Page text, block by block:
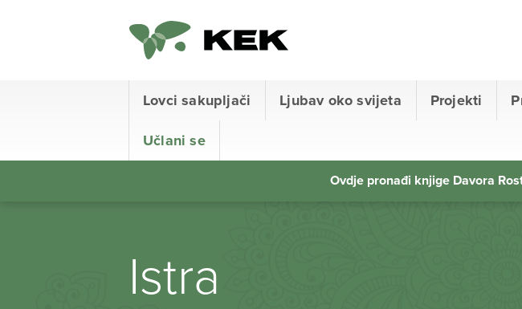
Lovci sakupljači Ljubav oko svijeta Projekti
Učlani se
Ovdje pronađi knjige Davora
Istra